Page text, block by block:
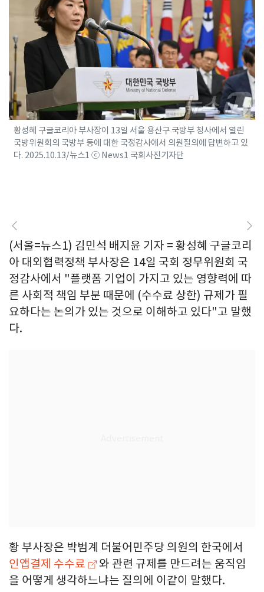
황성혜 구글코리아 부사장이 13일 서울 용산구 국방부 청사에서 열린
국방위원회의 국방부 등에 대한 국정감사에서 의원질의에 답변하고 있
다. 2025.10.13/뉴스1 ⓒ News1 국회사진기자단
(서울=뉴스1) 김민석 배지윤 기자 = 황성혜 구글코리
아 대외협력정책 부사장은 14일 국회 정무위원회 국
정감사에서 "플랫폼 기업이 가지고 있는 영향력에 따
른 사회적 책임 부분 때문에 (수수료 상한) 규제가 필
요하다는 논의가 있는 것으로 이해하고 있다"고 말했
다.
황 부사장은 박범계 더불어민주당 의원의 한국에서
인앱결제 수수료
와 관련 규제를 만드려는 움직임
을 어떻게 생각하느냐는 질의에 이같이 말했다.